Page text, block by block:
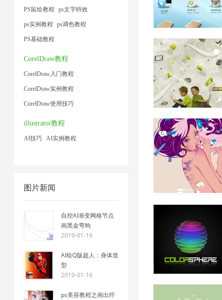
PS鼠绘教程 ps文字特效
ps实例教程 ps调色教程
PS基础教程
CorelDraw教程
CorelDraw入门教程
CorelDraw实例教程
CorelDraw使用技巧
illustrator教程
AI技巧 AI实例教程
图片新闻
自控AI渐变网格节点
画黑金弯钩
2019-01-16
AI绘Q版超人：身体造
型
2019-01-16
ps美容教程之画出纤